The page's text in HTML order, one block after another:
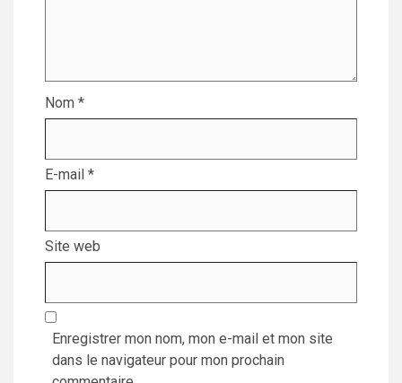
Nom *
E-mail *
Site web
Enregistrer mon nom, mon e-mail et mon site
dans le navigateur pour mon prochain